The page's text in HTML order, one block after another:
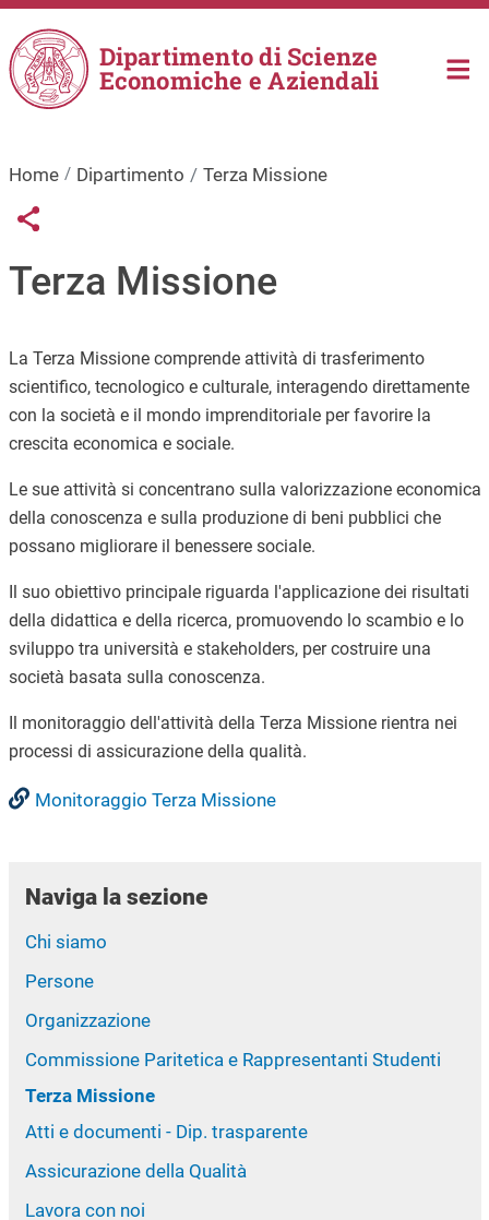
Salta al contenuto principale
Dipartimento di Scienze
Economiche e Aziendali
Home Dipartimento Terza Missione
Links condivisione social
Share button
Terza Missione
La Terza Missione comprende attività di trasferimento
scientifico, tecnologico e culturale, interagendo direttamente
con la società e il mondo imprenditoriale per favorire la
crescita economica e sociale.
Le sue attività si concentrano sulla valorizzazione economica
della conoscenza e sulla produzione di beni pubblici che
possano migliorare il benessere sociale.
Il suo obiettivo principale riguarda l'applicazione dei risultati
della didattica e della ricerca, promuovendo lo scambio e lo
sviluppo tra università e stakeholders, per costruire una
società basata sulla conoscenza.
Il monitoraggio dell'attività della Terza Missione rientra nei
processi di assicurazione della qualità.
Monitoraggio Terza Missione
Naviga la sezione
Chi siamo
Persone
Organizzazione
Commissione Paritetica e Rappresentanti Studenti
Terza Missione
Atti e documenti - Dip. trasparente
Assicurazione della Qualità
Lavora con noi